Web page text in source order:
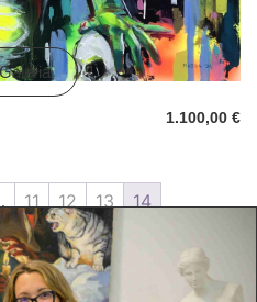
1.100,00 €
11 12 13 14